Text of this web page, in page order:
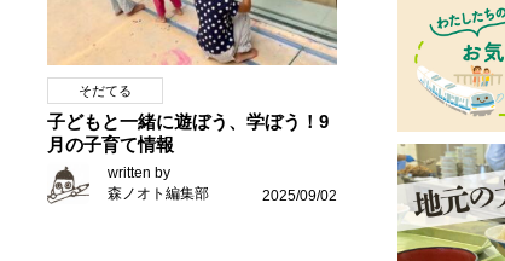
そだてる
子どもと一緒に遊ぼう、学ぼう！9
月の子育て情報
written by
森ノオト編集部
2025/09/02